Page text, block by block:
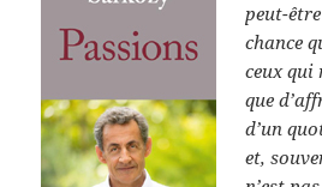
peut-
chance
ceux qui
que
d’un
et,